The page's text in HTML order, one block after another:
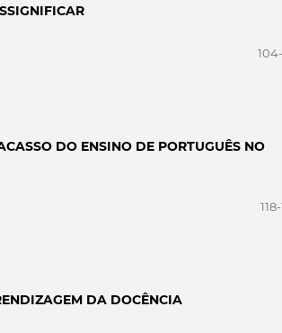
DO ENSINO DE PORTUGUÊS NO
DA DOCÊNCIA